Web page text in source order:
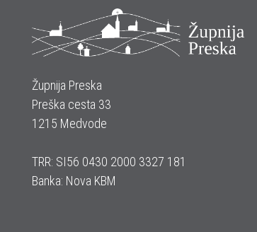
Župnija Preska
Preška cesta 33
1215 Medvode
TRR: SI56 0430 2000 3327 181
Banka: Nova KBM